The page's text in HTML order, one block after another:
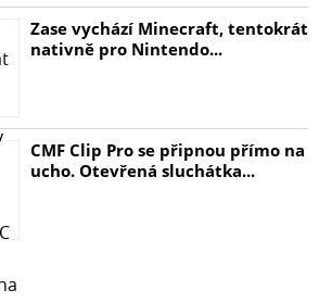
Zase vychází Minecraft, tentokrát
nativně pro Nintendo...
CMF Clip Pro se připnou přímo na
ucho. Otevřená sluchátka...